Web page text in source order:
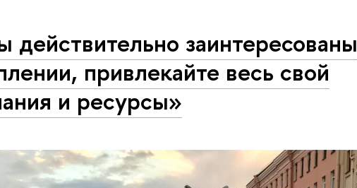
действительно заинтересованы
привлекайте весь свой
и ресурсы»